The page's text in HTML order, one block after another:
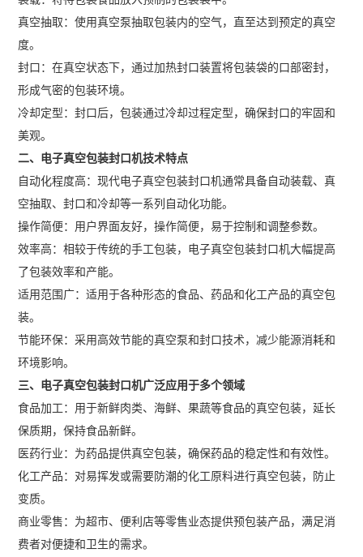
真空抽取：使用真空泵抽取包装内的空气，直至达到预定的真空
度。
封口：在真空状态下，通过加热封口装置将包装袋的口部密封，
形成气密的包装环境。
冷却定型：封口后，包装通过冷却过程定型，确保封口的牢固和
美观。
二、电子真空包装封口机技术特点
自动化程度高：现代电子真空包装封口机通常具备自动装载、真
空抽取、封口和冷却等一系列自动化功能。
操作简便：用户界面友好，操作简便，易于控制和调整参数。
效率高：相较于传统的手工包装，电子真空包装封口机大幅提高
了包装效率和产能。
适用范围广：适用于各种形态的食品、药品和化工产品的真空包
装。
节能环保：采用高效节能的真空泵和封口技术，减少能源消耗和
环境影响。
三、电子真空包装封口机广泛应用于多个领域
食品加工：用于新鲜肉类、海鲜、果蔬等食品的真空包装，延长
保质期，保持食品新鲜。
医药行业：为药品提供真空包装，确保药品的稳定性和有效性。
化工产品：对易挥发或需要防潮的化工原料进行真空包装，防止
变质。
商业零售：为超市、便利店等零售业态提供预包装产品，满足消
费者对便捷和卫生的需求。